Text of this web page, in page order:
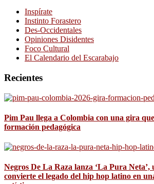
Inspírate
Instinto Forastero
Des-Occidentales
Opiniones Disidentes
Foco Cultural
El Calendario del Escarabajo
Recientes
Pim Pau llega a Colombia con una gira
formación pedagógica
Negros De La Raza lanza ‘La Pura Neta’,
convierte el legado del hip hop latino en